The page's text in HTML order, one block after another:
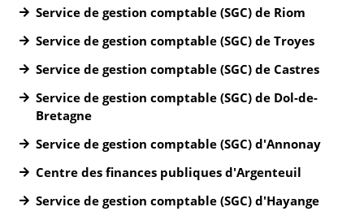
Service de gestion comptable (SGC) de Riom
Service de gestion comptable (SGC) de Troyes
Service de gestion comptable (SGC) de Castres
Service de gestion comptable (SGC) de Dol-de-
Bretagne
Service de gestion comptable (SGC) d'Annonay
Centre des finances publiques d'Argenteuil
Service de gestion comptable (SGC) d'Hayange